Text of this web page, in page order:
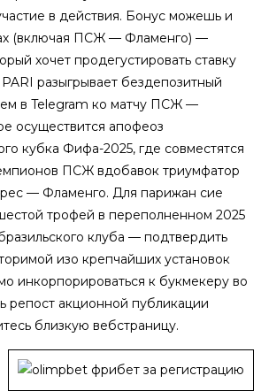
в действия. Бонус можешь и
(включая ПСЖ — Фламенго) —
хочет продегустировать ставку
разыгрывает бездепозитный
в Telegram ко матчу ПСЖ —
осуществится апофеоз
кубка Фифа-2025, где совместятся
ПСЖ вдобавок триумфатор
— Фламенго. Для парижан сие
трофей в переполненном 2025
клуба — подтвердить
изо крепчайших установок
инкорпорироваться к букмекеру во
репост акционной публикации
близкую вебстраницу.